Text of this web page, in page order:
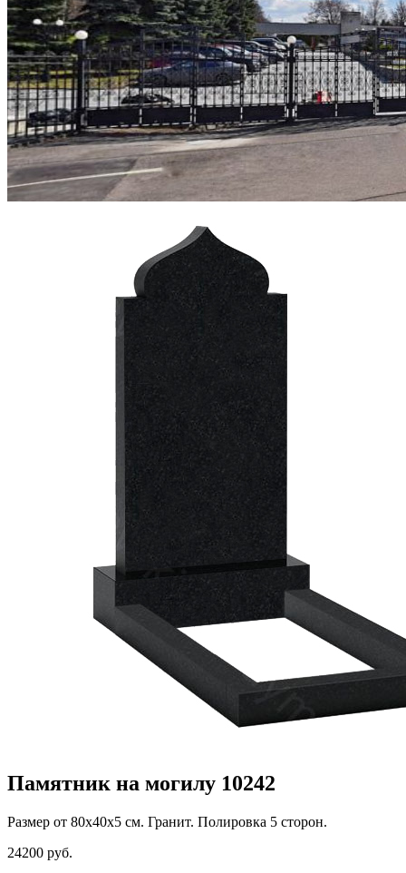
Памятник на могилу 10242
Размер от 80х40х5 см. Гранит. Полировка 5 сторон.
24200 руб.